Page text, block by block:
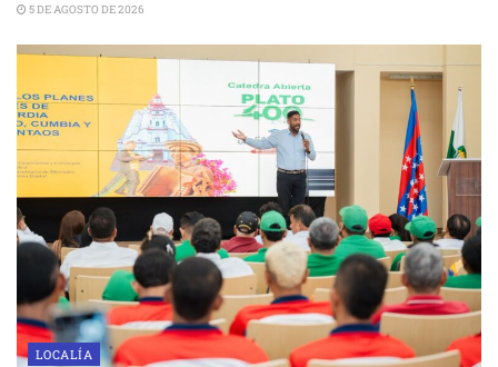
5 DE AGOSTO DE 2026
LOCALÍA